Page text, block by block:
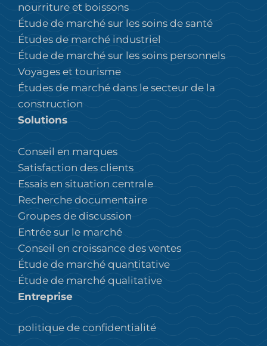
nourriture et boissons
Étude de marché sur les soins de santé
Études de marché industriel
Étude de marché sur les soins personnels
Voyages et tourisme
Études de marché dans le secteur de la
construction
Solutions
Conseil en marques
Satisfaction des clients
Essais en situation centrale
Recherche documentaire
Groupes de discussion
Entrée sur le marché
Conseil en croissance des ventes
Étude de marché quantitative
Étude de marché qualitative
Entreprise
politique de confidentialité